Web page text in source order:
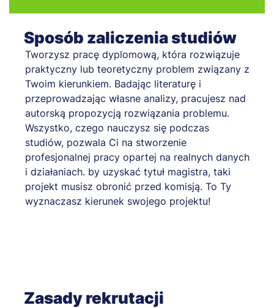
Sposób zaliczenia studiów
Tworzysz pracę dyplomową, która rozwiązuje
praktyczny lub teoretyczny problem związany z
Twoim kierunkiem. Badając literaturę i
przeprowadzając własne analizy, pracujesz nad
autorską propozycją rozwiązania problemu.
Wszystko, czego nauczysz się podczas
studiów, pozwala Ci na stworzenie
profesjonalnej pracy opartej na realnych danych
i działaniach. by uzyskać tytuł magistra, taki
projekt musisz obronić przed komisją. To Ty
wyznaczasz kierunek swojego projektu!
Zasady rekrutacji